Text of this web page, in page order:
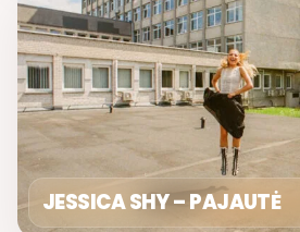
JESSICA SHY – PAJAUTĖ